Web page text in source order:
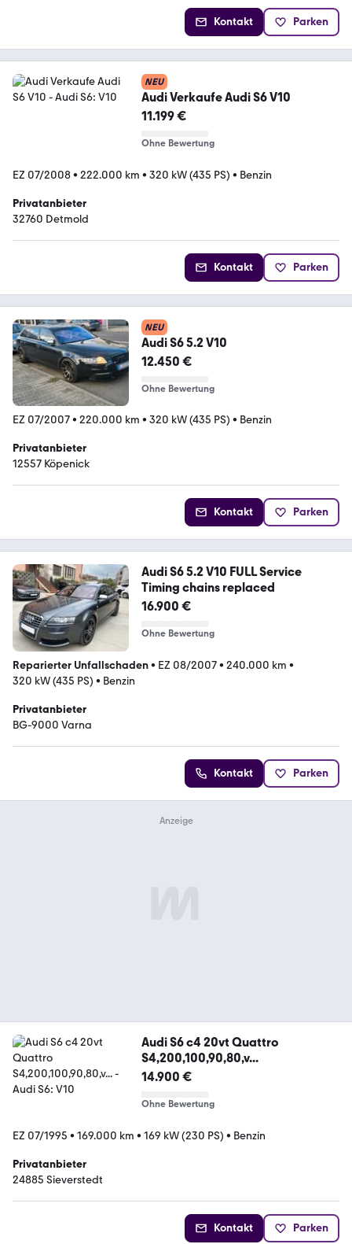
Kontakt Parken
NEU
Audi Verkaufe Audi S6 V10
11.199 €
Ohne Bewertung
EZ 07/2008• 222.000 km • 320 kW (435 PS) • Benzin
Privatanbieter
32760 Detmold
Kontakt Parken
NEU
Audi S6 5.2 V10
12.450 €
Ohne Bewertung
EZ 07/2007• 220.000 km • 320 kW (435 PS) • Benzin
Privatanbieter
12557 Köpenick
Kontakt Parken
Audi S6 5.2 V10 FULL Service
Timing chains replaced
16.900 €
Ohne Bewertung
Reparierter Unfallschaden• EZ 08/2007• 240.000 km •
320 kW (435 PS) • Benzin
Privatanbieter
BG-9000 Varna
Kontakt Parken
Audi S6 c4 20vt Quattro
S4,200,100,90,80,v...
14.900 €
Ohne Bewertung
EZ 07/1995 • 169.000 km • 169 kW (230 PS) • Benzin
Privatanbieter
24885 Sieverstedt
Kontakt Parken